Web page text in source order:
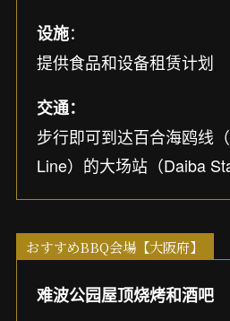
设施：
提供食品和设备租赁计划
交通：
步行即可到达百合海鸥线
Line）的大场站（Daiba
おすすめBBQ会場【大阪府】
难波公园屋顶烧烤和酒吧